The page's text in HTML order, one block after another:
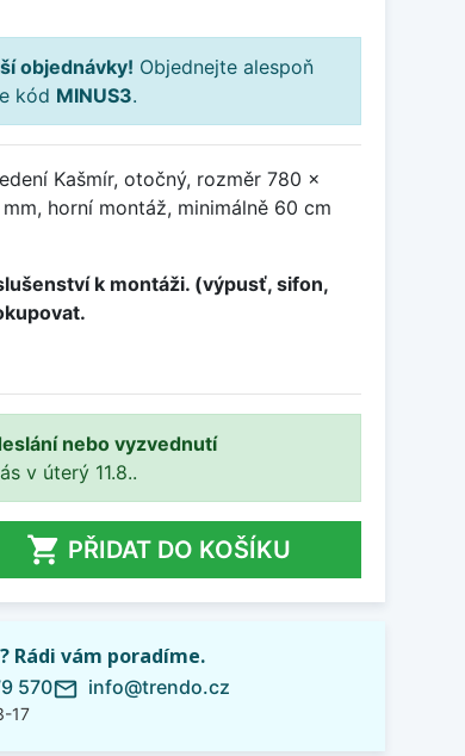
objednávky! Objednejte alespoň
kód MINUS3.
Kašmír, otočný, rozměr 780 x
horní montáž, minimálně 60 cm
k montáži. (výpusť, sifon,
nebo vyzvednutí
v úterý 11.8..
 PŘIDAT DO KOŠÍKU
Rádi vám poradíme.
570
17
mail_outline info@trendo.cz